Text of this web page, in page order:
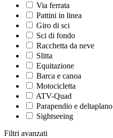
Via ferrata
Pattini in linea
Giro di sci
Sci di fondo
Racchetta da neve
Slitta
Equitazione
Barca e canoa
Motocicletta
ATV-Quad
Parapendio e deltaplano
Sightseeing
Filtri avanzati